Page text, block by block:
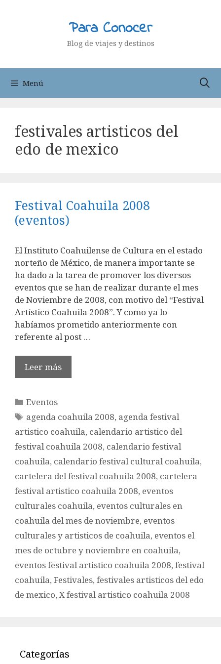
Para Conocer
Blog de viajes y destinos
Menú
festivales artisticos del
edo de mexico
Festival Coahuila 2008
(eventos)
El Instituto Coahuilense de Cultura en el estado
norteño de México, de manera importante se
ha dado a la tarea de promover los diversos
eventos que se han de realizar durante el mes
de Noviembre de 2008, con motivo del “Festival
Artístico Coahuila 2008”. Y como ya lo
habíamos prometido anteriormente con
referente al post …
Leer más
Categorías
Eventos
Etiquetas
agenda coahuila 2008, agenda festival
artistico coahuila, calendario artistico del
festival coahuila 2008, calendario festival
coahuila, calendario festival cultural coahuila,
cartelera del festival coahuila 2008, cartelera
festival artistico coahuila 2008, eventos
culturales coahuila, eventos culturales en
coahuila del mes de noviembre, eventos
culturales y artisticos de coahuila, eventos el
mes de octubre y noviembre en coahuila,
eventos festival artistico coahuila 2008, festival
coahuila, Festivales, festivales artisticos del edo
de mexico, X festival artistico coahuila 2008
Categorías